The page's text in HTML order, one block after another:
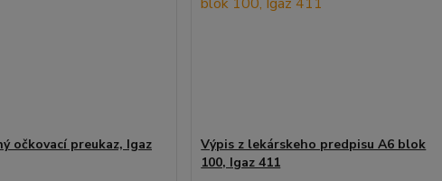
očkovací preukaz, Igaz
Výpis z lekárskeho predpisu A6 blok
100, Igaz 411